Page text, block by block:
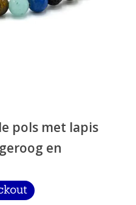
pols met lapis
en